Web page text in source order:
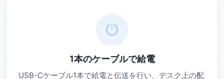
1本のケーブルで給電
USB-Cケーブル1本で給電と伝送を行い、デスク上の配